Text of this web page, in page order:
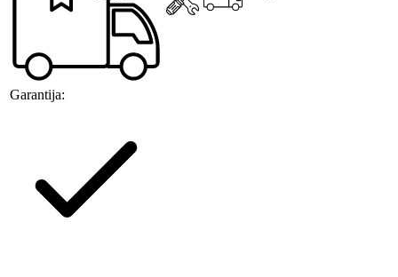
Garantija: